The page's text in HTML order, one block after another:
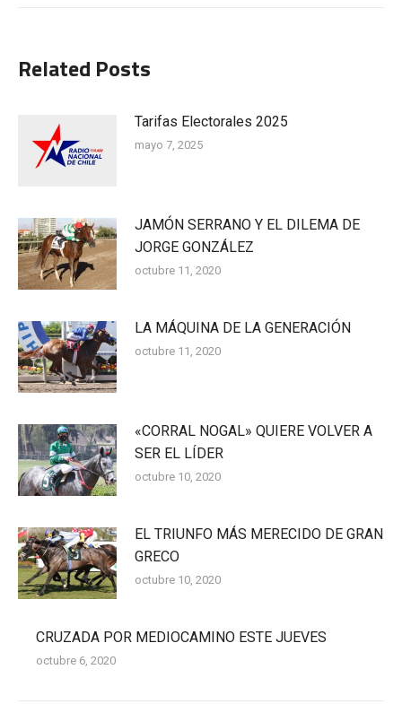
Related Posts
Tarifas Electorales 2025
mayo 7, 2025
JAMÓN SERRANO Y EL DILEMA DE
JORGE GONZÁLEZ
octubre 11, 2020
LA MÁQUINA DE LA GENERACIÓN
octubre 11, 2020
«CORRAL NOGAL» QUIERE VOLVER A
SER EL LÍDER
octubre 10, 2020
EL TRIUNFO MÁS MERECIDO DE GRAN
GRECO
octubre 10, 2020
CRUZADA POR MEDIOCAMINO ESTE JUEVES
octubre 6, 2020